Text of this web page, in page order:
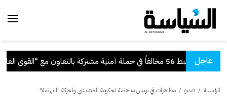
عاجل
56 مخالفاً في حملة أمنية مشتركة بالتعاون مع "القوى العاملة"
الرئيسية / فيديو / مظاهرات في تونس مناهضة لحكومة المشيشي ولحركة "النهضة"